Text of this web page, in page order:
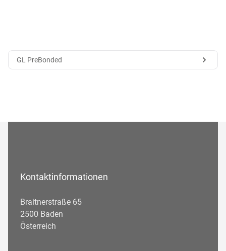
GL PreBonded
Kontaktinformationen
Braitnerstraße 65
2500 Baden
Österreich